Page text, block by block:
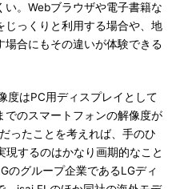
。Webブラウザや電子書籍な
じっくりと利用する場合や、地
合にもその違いが体験できる
はPC用ディスプレイとして
でのスマートフォンの解像度が
ったことを考えれば、手のひ
現するのはかなり画期的なこと
のグループ企業であるLGディ